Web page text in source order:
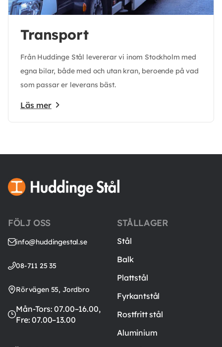
Transport
Från Huddinge Stål levererar vi inom Stockholm med
egna bilar, både med och utan kran, beroende på vad
som passar er leverans bäst.
Läs mer
FÖLJ OSS
info@huddingestal.se
08-711 25 35
Rörvägen 55, Jordbro
Mån-Tors: 07.00–16.00,
Fre: 07.00–13.00
STÅLLAGER
Stål
Balk
Plattstål
Fyrkantstål
Rostfritt stål
Aluminium